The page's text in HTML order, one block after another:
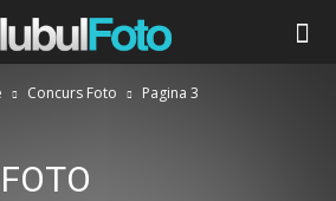
Concurs Foto Pagina 3